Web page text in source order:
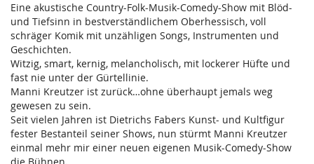
Eine akustische Country-Folk-Musik-Comedy-Show mit Blöd-
und Tiefsinn in bestverständlichem Oberhessisch, voll
schräger Komik mit unzähligen Songs, Instrumenten und
Geschichten.
Witzig, smart, kernig, melancholisch, mit lockerer Hüfte und
fast nie unter der Gürtellinie.
Manni Kreutzer ist zurück…ohne überhaupt jemals weg
gewesen zu sein.
Seit vielen Jahren ist Dietrichs Fabers Kunst- und Kultfigur
fester Bestanteil seiner Shows, nun stürmt Manni Kreutzer
einmal mehr mir einer neuen eigenen Musik-Comedy-Show